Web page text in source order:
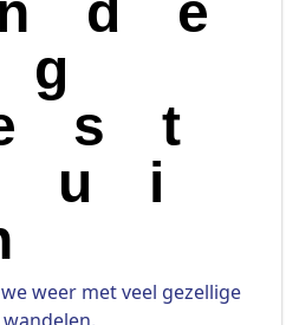
weer met veel gezellige